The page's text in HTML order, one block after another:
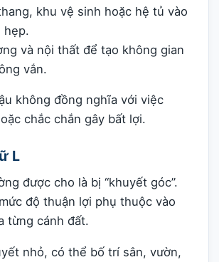
khu vệ sinh hoặc hệ tủ vào
hẹp.
và nội thất để tạo không gian
vắn.
không đồng nghĩa với việc
chắc chắn gây bất lợi.
L
được cho là bị “khuyết góc”.
độ thuận lợi phụ thuộc vào
từng cánh đất.
nhỏ, có thể bố trí sân, vườn,